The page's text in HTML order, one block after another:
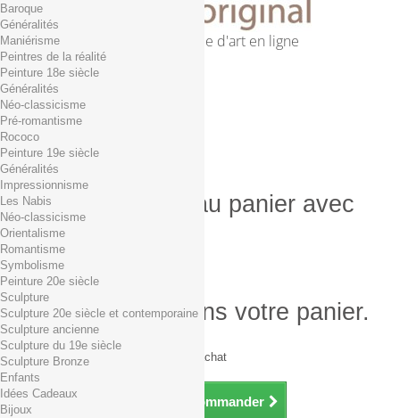
Première librairie d'art en ligne
Panier (vide)
Aucun produit
0,01€ dès 29€ d'achat
0,00 € Total
Commander
Produit ajouté au panier avec
succès
Quantité
Total
Il y a 1 produit dans votre panier.
Total produits TTC
Frais de port TTC
0,01€ dès 29€ d'achat
Total TTC
Continuer mes achats Commander
Baroque
Généralités
Maniérisme
Peintres de la réalité
Peinture 18e siècle
Généralités
Néo-classicisme
Pré-romantisme
Rococo
Peinture 19e siècle
Généralités
Impressionnisme
Les Nabis
Néo-classicisme
Orientalisme
Romantisme
Symbolisme
Peinture 20e siècle
Sculpture
Sculpture 20e siècle et contemporaine
Sculpture ancienne
Sculpture du 19e siècle
Sculpture Bronze
Enfants
Idées Cadeaux
Bijoux